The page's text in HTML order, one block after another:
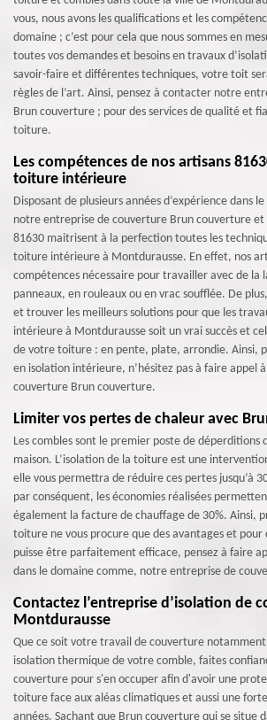
vous, nous avons les qualifications et les
domaine ; c’est pour cela que nous sommes en
toutes vos demandes et besoins en travaux
savoir-faire et différentes techniques, votre toit
règles de l’art. Ainsi, pensez à contacter notre
Brun couverture ; pour des services de qualité et
toiture.
Les compétences de nos artisans
toiture intérieure
Disposant de plusieurs années d’expérience dans
notre entreprise de couverture Brun couverture et
81630 maitrisent à la perfection toutes les
toiture intérieure à Montdurausse. En effet, nos
compétences nécessaire pour travailler avec de la
panneaux, en rouleaux ou en vrac soufflée. De
et trouver les meilleurs solutions pour que les
intérieure à Montdurausse soit un vrai succès et
de votre toiture : en pente, plate, arrondie. Ainsi,
en isolation intérieure, n’hésitez pas à faire appel
couverture Brun couverture.
Limiter vos pertes de chaleur avec
Les combles sont le premier poste de déperditions
maison. L’isolation de la toiture est une
elle vous permettra de réduire ces pertes jusqu’à
par conséquent, les économies réalisées
également la facture de chauffage de 30%. Ainsi,
toiture ne vous procure que des avantages et
puisse être parfaitement efficace, pensez à faire
dans le domaine comme, notre entreprise de
Contactez l’entreprise d’isolation de
Montdurausse
Que ce soit votre travail de couverture
isolation thermique de votre comble, faites
couverture pour s'en occuper afin d'avoir une
toiture face aux aléas climatiques et aussi une
années. Sachant que Brun couverture qui se situe